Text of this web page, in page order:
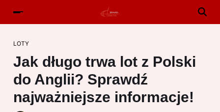
LOTY
Jak długo trwa lot z Polski
do Anglii? Sprawdź
najważniejsze informacje!